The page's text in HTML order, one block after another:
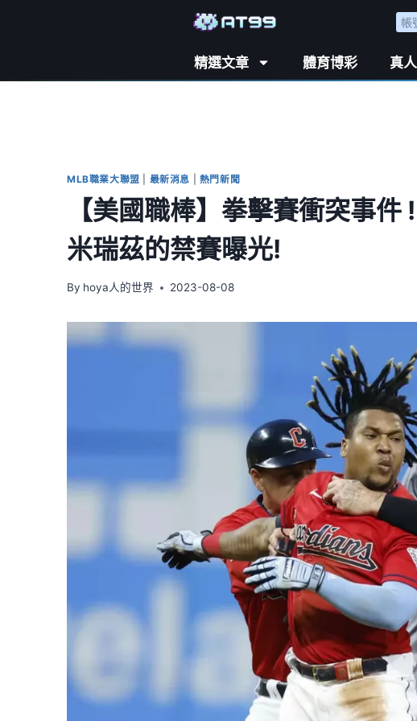
精選文章 體育博彩 真
MLB職業大聯盟 最新消息 熱門新聞
【美國職棒】拳擊賽衝突事
米瑞茲的禁賽曝光!
By hoya人的世界 2023-08-08